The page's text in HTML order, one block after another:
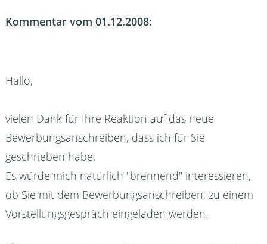
Kommentar vom 01.12.2008:
Hallo,
vielen Dank für Ihre Reaktion auf das neue
Bewerbungsanschreiben, dass ich für Sie
geschrieben habe.
Es würde mich natürlich "brennend" interessieren,
ob Sie mit dem Bewerbungsanschreiben, zu einem
Vorstellungsgespräch eingeladen werden.